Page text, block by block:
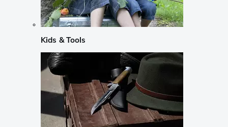
Kids & Tools